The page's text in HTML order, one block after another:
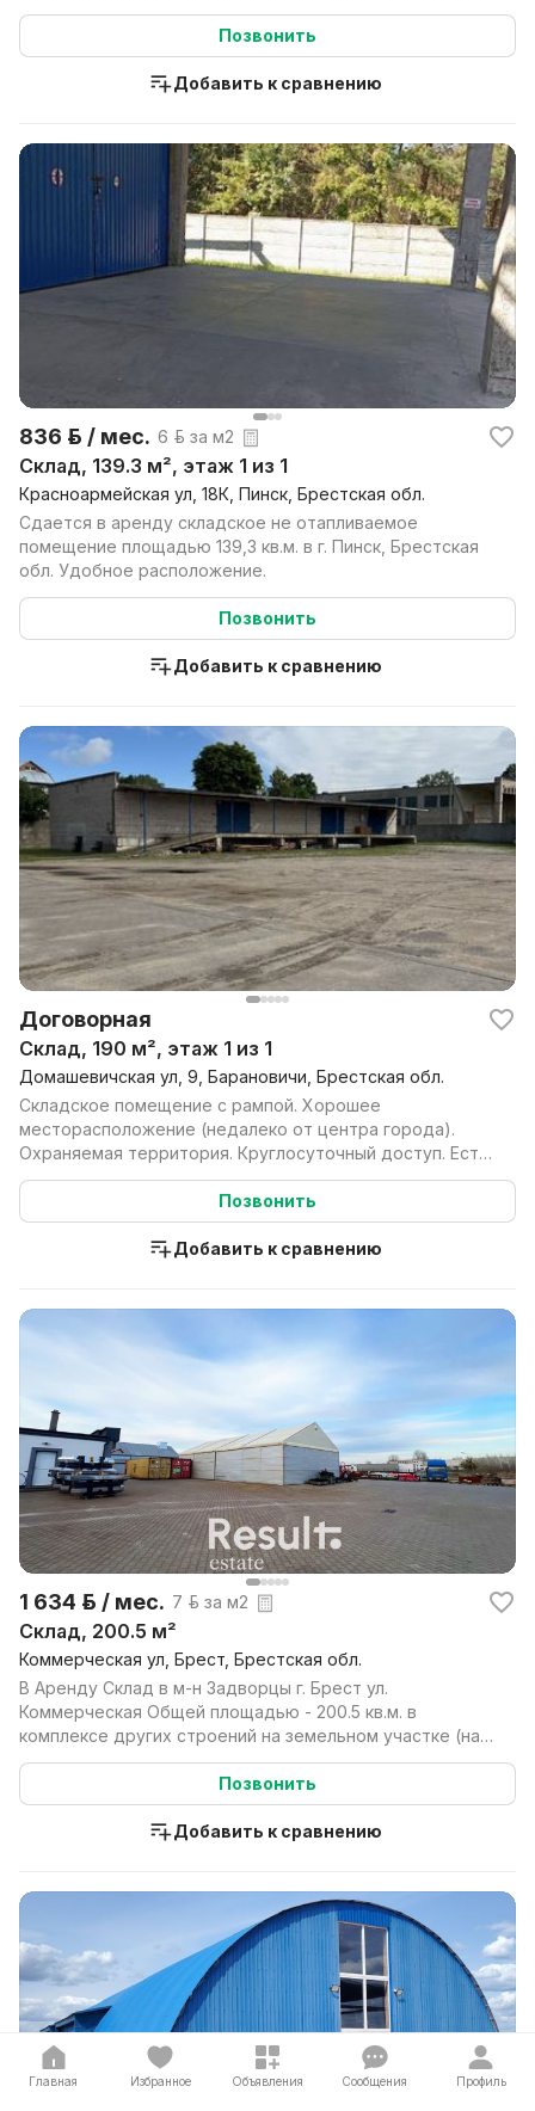
хорошей ло...
Позвонить
Добавить к сравнению
836 р. / мес. 6 р. за м2
Склад, 139.3 м², этаж 1 из 1
Красноармейская ул, 18К, Пинск, Брестская обл.
Сдается в аренду складское не отапливаемое
помещение площадью 139,3 кв.м. в г. Пинск, Брестская
обл. Удобное расположение.
Позвонить
Добавить к сравнению
Договорная
Склад, 190 м², этаж 1 из 1
Домашевичская ул, 9, Барановичи, Брестская обл.
Складское помещение с рампой. Хорошее
месторасположение (недалеко от центра города).
Охраняемая территория. Круглосуточный доступ. Есть
возможность сд...
Позвонить
Добавить к сравнению
1 634 р. / мес. 7 р. за м2
Склад, 200.5 м²
Коммерческая ул, Брест, Брестская обл.
В Аренду Склад в м-н Задворцы г. Брест ул.
Коммерческая Общей площадью - 200.5 кв.м. в
комплексе других строений на земельном участке (на
правах аре...
Позвонить
Добавить к сравнению
Главная Избранное Объявления Сообщения Профиль